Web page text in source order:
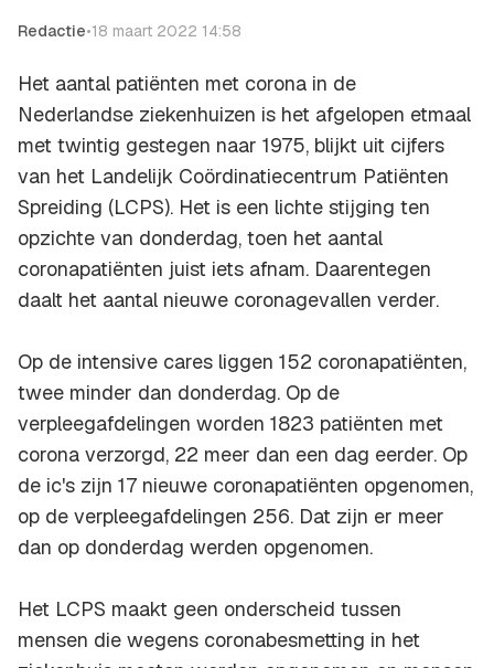
Redactie•18 maart 2022 14:58
Het aantal patiënten met corona in de
Nederlandse ziekenhuizen is het afgelopen etmaal
met twintig gestegen naar 1975, blijkt uit cijfers
van het Landelijk Coördinatiecentrum Patiënten
Spreiding (LCPS). Het is een lichte stijging ten
opzichte van donderdag, toen het aantal
coronapatiënten juist iets afnam. Daarentegen
daalt het aantal nieuwe coronagevallen verder.
Op de intensive cares liggen 152 coronapatiënten,
twee minder dan donderdag. Op de
verpleegafdelingen worden 1823 patiënten met
corona verzorgd, 22 meer dan een dag eerder. Op
de ic's zijn 17 nieuwe coronapatiënten opgenomen,
op de verpleegafdelingen 256. Dat zijn er meer
dan op donderdag werden opgenomen.
Het LCPS maakt geen onderscheid tussen
mensen die wegens coronabesmetting in het